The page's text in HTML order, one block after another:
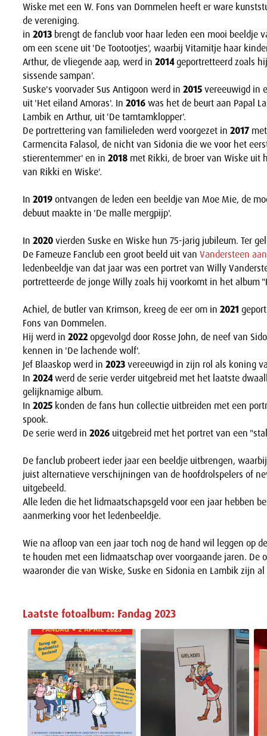
Wiske met een W. Fons van Dommelen heeft er ware
de vereniging.
in 2013brengt de fanclub voor haar leden een mooi beeldje
om een scene uit 'De Tootootjes', waarbij Vitamitje haar
Arthur, de vliegende aap, werd in 2014geportretteerd zoals
sissende sampan'.
Suske's voorvader Sus Antigoon werd in 2015vereeuwigd in
uit 'Het eiland Amoras'. In 2016was het de beurt aan Papal
Lambik en Arthur, uit 'De tamtamklopper'.
De portrettering van familieleden werd voorgezet in 2017met
Carmencita Falasol, de nicht van Sidonia die we voor het
stierentemmer' en in 2018met Rikki, de broer van Wiske uit
van Rikki en Wiske'.
In 2019ontvangen de leden een beeldje van Moe Mie, de
debuut maakte in 'De malle mergpijp'.
In 2020vierden Suske en Wiske hun 75-jarig jubileum. Ter
De Fameuze Fanclub een groot beeld uit van Vandersteen
ledenbeeldje van dat jaar was een portret van Willy
portretteerde de jonge Willy zoals hij voorkomt in het album
Achiel, de butler van Krimson, kreeg de eer om in 2021
Fons van Dommelen.
Hij werd in 2022opgevolgd door Rosse John, de neef van
kennen in 'De lachende wolf'.
Jef Blaaskop werd in 2023vereeuwigd in zijn rol als koning
In 2024werd de serie verder uitgebreid met het laatste
gelijknamige album.
In 2025konden de fans hun collectie uitbreiden met een
spook.
De serie werd in 2026uitgebreid met het portret van een
De fanclub probeert ieder jaar een beeldje uitbrengen,
juist alternatieve verschijningen van de hoofdrolspelers of
uitgebeeld.
Alle leden die het lidmaatschapsgeld voor een jaar hebben
aanmerking voor het ledenbeeldje.
Wie na afloop van een jaar toch nog de hand wil leggen op
te houden met een lidmaatschap over voorgaande jaren. De
waaronder die van Wiske, Suske en Sidonia en Lambik zijn al
Laatste fotoalbum: Fandag 2023